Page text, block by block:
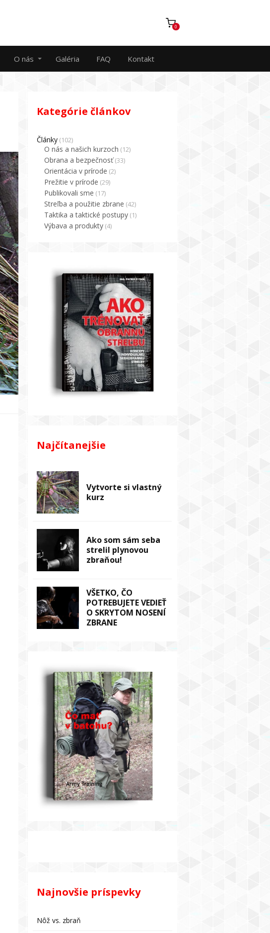
0
O nás Galéria FAQ Kontakt
Kategórie článkov
Články (102)
O nás a našich kurzoch (12)
Obrana a bezpečnosť(33)
Orientácia v prírode (2)
Prežitie v prírode (29)
Publikovali sme (17)
Streľba a použitie zbrane (42)
Taktika a taktické postupy (1)
Výbava a produkty (4)
Najčítanejšie
Vytvorte si vlastný
kurz
Ako som sám seba
strelil plynovou
zbraňou!
VŠETKO, ČO
POTREBUJETE VEDIEŤ
O SKRYTOM NOSENÍ
ZBRANE
Najnovšie príspevky
Nôž vs. zbraň